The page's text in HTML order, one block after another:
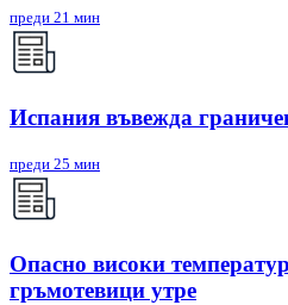
преди 21 мин
Испания въвежда
преди 25 мин
Опасно високи
гръмотевици утре